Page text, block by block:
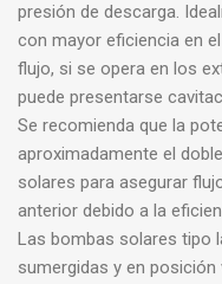
presión de descarga.
con mayor eficiencia en
flujo, si se opera en los
puede presentarse
Se recomienda que la
aproximadamente el
solares para asegurar
anterior debido a la
Las bombas solares tipo
sumergidas y en posición